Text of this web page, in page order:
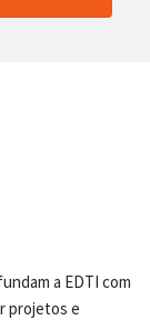
a EDTI com
projetos e